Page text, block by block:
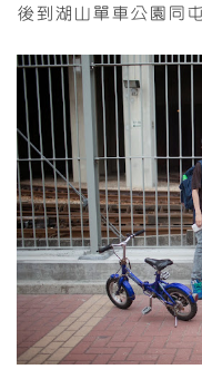
後到湖山單車公園同